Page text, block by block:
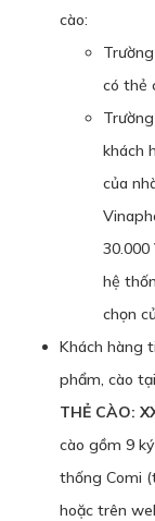
cào:
có thẻ
khách
của
hệ
chọn
Khách hàng
phẩm, cào
THẺ CÀO:
cào gồm 9
thống Comi
hoặc trên